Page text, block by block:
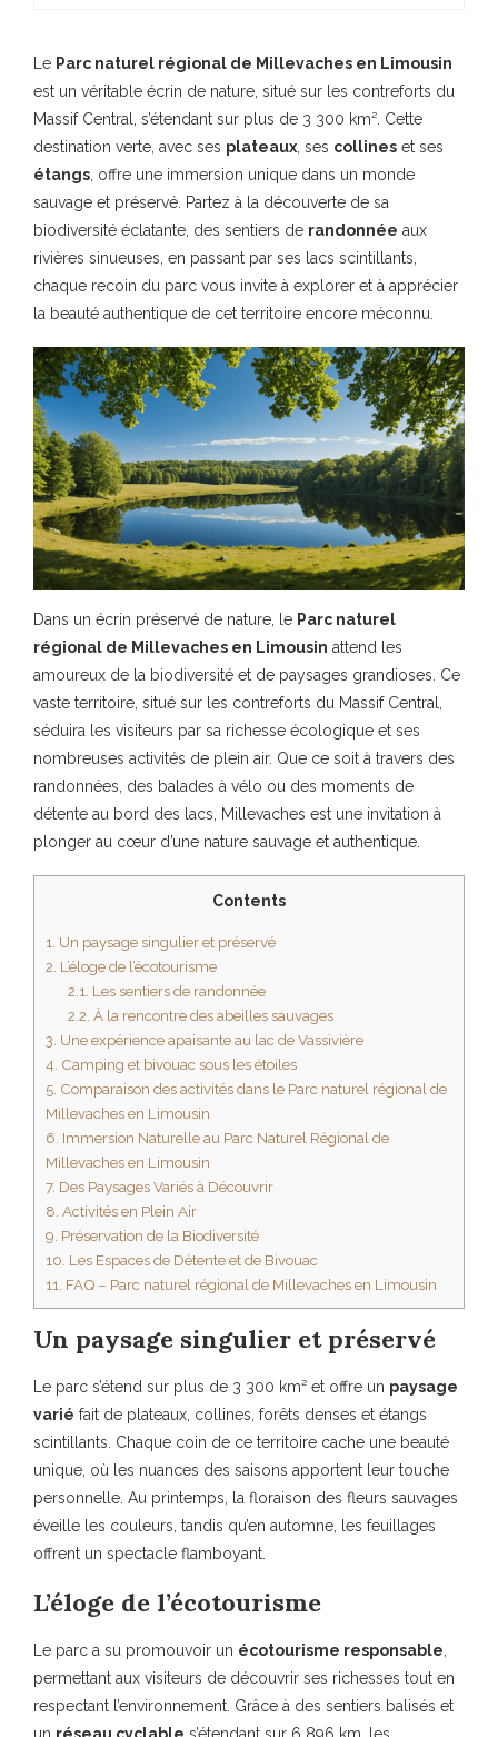
Le Parc naturel régional de Millevaches en Limousin
est un véritable écrin de nature, situé sur les contreforts du
Massif Central, s’étendant sur plus de 3 300 km². Cette
destination verte, avec ses plateaux , ses collines et ses
étangs , offre une immersion unique dans un monde
sauvage et préservé. Partez à la découverte de sa
biodiversité éclatante, des sentiers de randonnée aux
rivières sinueuses, en passant par ses lacs scintillants,
chaque recoin du parc vous invite à explorer et à apprécier
la beauté authentique de cet territoire encore méconnu.
Dans un écrin préservé de nature, le Parc naturel
régional de Millevaches en Limousin attend les
amoureux de la biodiversité et de paysages grandioses. Ce
vaste territoire, situé sur les contreforts du Massif Central,
séduira les visiteurs par sa richesse écologique et ses
nombreuses activités de plein air. Que ce soit à travers des
randonnées, des balades à vélo ou des moments de
détente au bord des lacs, Millevaches est une invitation à
plonger au cœur d’une nature sauvage et authentique.
Contents
1. Un paysage singulier et préservé
2. L’éloge de l’écotourisme
2.1. Les sentiers de randonnée
2.2. À la rencontre des abeilles sauvages
3. Une expérience apaisante au lac de Vassivière
4. Camping et bivouac sous les étoiles
5. Comparaison des activités dans le Parc naturel régional de
Millevaches en Limousin
6. Immersion Naturelle au Parc Naturel Régional de
Millevaches en Limousin
7. Des Paysages Variés à Découvrir
8. Activités en Plein Air
9. Préservation de la Biodiversité
10. Les Espaces de Détente et de Bivouac
11. FAQ – Parc naturel régional de Millevaches en Limousin
Un paysage singulier et préservé
Le parc s’étend sur plus de 3 300 km² et offre un paysage
varié fait de plateaux, collines, forêts denses et étangs
scintillants. Chaque coin de ce territoire cache une beauté
unique, où les nuances des saisons apportent leur touche
personnelle. Au printemps, la floraison des fleurs sauvages
éveille les couleurs, tandis qu’en automne, les feuillages
offrent un spectacle flamboyant.
L’éloge de l’écotourisme
Le parc a su promouvoir un écotourisme responsable
permettant aux visiteurs de découvrir ses richesses tout en
respectant l’environnement. Grâce à des sentiers balisés et